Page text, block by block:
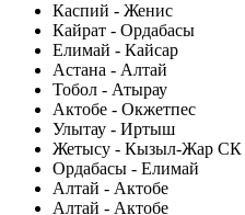
Каспий - Женис
Кайрат - Ордабасы
Елимай - Кайсар
Астана - Алтай
Тобол - Атырау
Актобе - Окжетпес
Улытау - Иртыш
Жетысу - Кызыл-Жар СК
Ордабасы - Елимай
Алтай - Актобе
Алтай - Актобе